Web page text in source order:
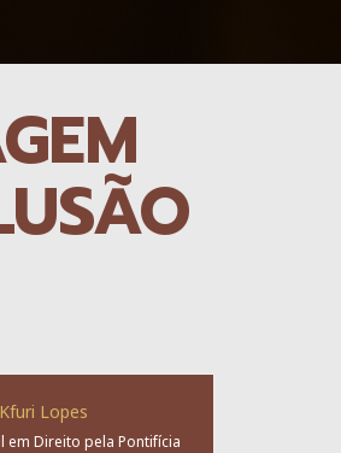
Lopes
em Direito pela Pontifícia